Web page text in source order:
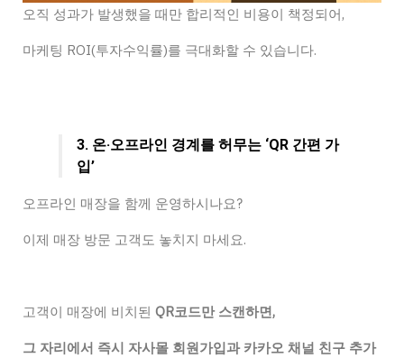
오직 성과가 발생했을 때만 합리적인 비용이 책정되어,
마케팅 ROI(투자수익률)를 극대화할 수 있습니다.
3. 온·오프라인 경계를 허무는 ‘QR 간편 가
입’
오프라인 매장을 함께 운영하시나요?
이제 매장 방문 고객도 놓치지 마세요.
고객이 매장에 비치된 QR코드만 스캔하면,
그 자리에서 즉시 자사몰 회원가입과 카카오 채널 친구 추가